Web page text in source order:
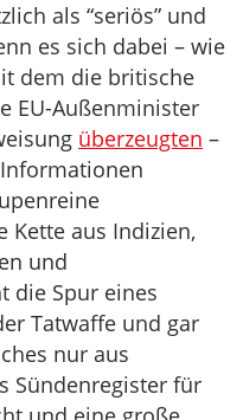
als “seriös” und
es sich dabei – wie
dem die britische
EU-Außenminister
überzeugten –
Kette aus Indizien,
und
die Spur eines
Tatwaffe und gar
nur aus
Sündenregister für